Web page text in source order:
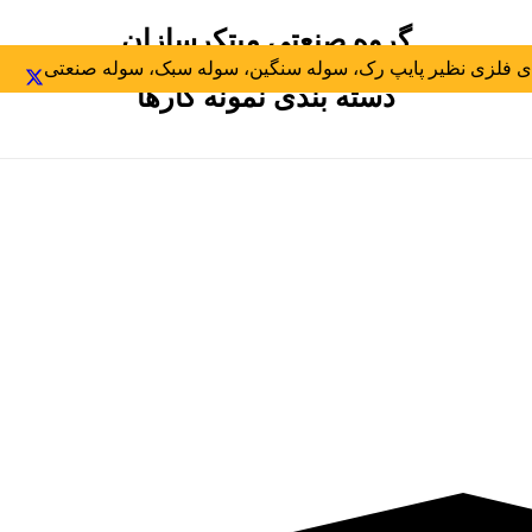
فلزی نظیر پایپ رک، سوله سنگین، سوله سبک، سوله صنعتی
گروه صنعتی مبتکرسازان
دسته بندی نمونه کارها